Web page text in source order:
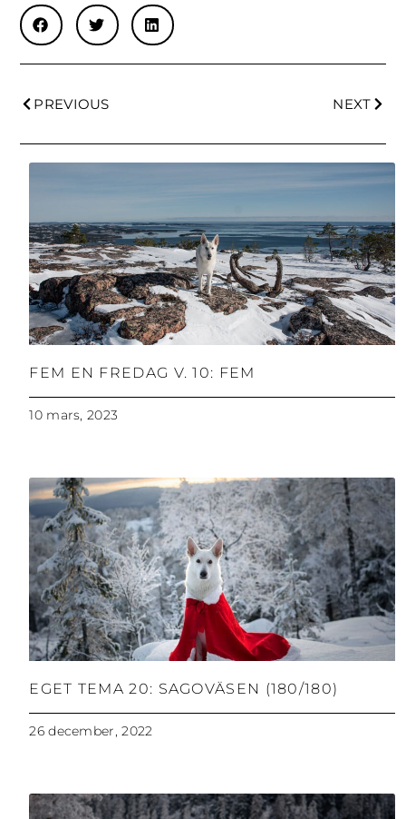
PREVIOUS NEXT
FEM EN FREDAG V. 10: FEM
10 mars, 2023
EGET TEMA 20: SAGOVÄSEN (180/180)
26 december, 2022